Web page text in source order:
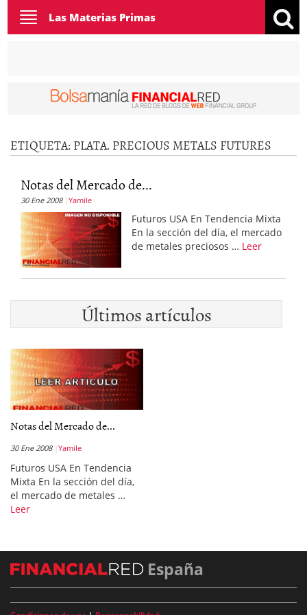
Toggle
navigation
Las Materias Primas
ETIQUETA: PLATA. PRECIOUS METALS FUTURES
Notas del Mercado de...
30 Ene 2008 Yamile
Futuros USA En Tendencia Mixta
En la sección del día, el mercado
de metales preciosos … Leer
Últimos artículos
Notas del Mercado de...
30 Ene 2008 Yamile
Futuros USA En Tendencia
Mixta En la sección del día,
el mercado de metales …
Leer
España